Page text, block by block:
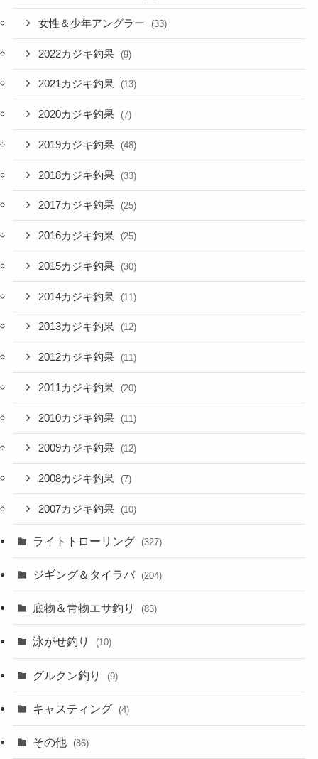
女性＆少年アングラー (33)
2022カジキ釣果 (9)
2021カジキ釣果 (13)
2020カジキ釣果 (7)
2019カジキ釣果 (48)
2018カジキ釣果 (33)
2017カジキ釣果 (25)
2016カジキ釣果 (25)
2015カジキ釣果 (30)
2014カジキ釣果 (11)
2013カジキ釣果 (12)
2012カジキ釣果 (11)
2011カジキ釣果 (20)
2010カジキ釣果 (11)
2009カジキ釣果 (12)
2008カジキ釣果 (7)
2007カジキ釣果 (10)
ライトトローリング (327)
ジギング＆タイラバ (204)
底物＆青物エサ釣り (83)
泳がせ釣り (10)
グルクン釣り (9)
キャスティング (4)
その他 (86)